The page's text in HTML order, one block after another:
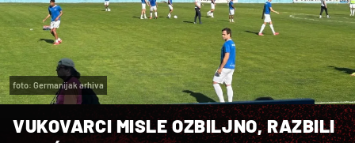
foto: Germanijak arhiva
VUKOVARCI MISLE OZBILJNO, RAZBILI